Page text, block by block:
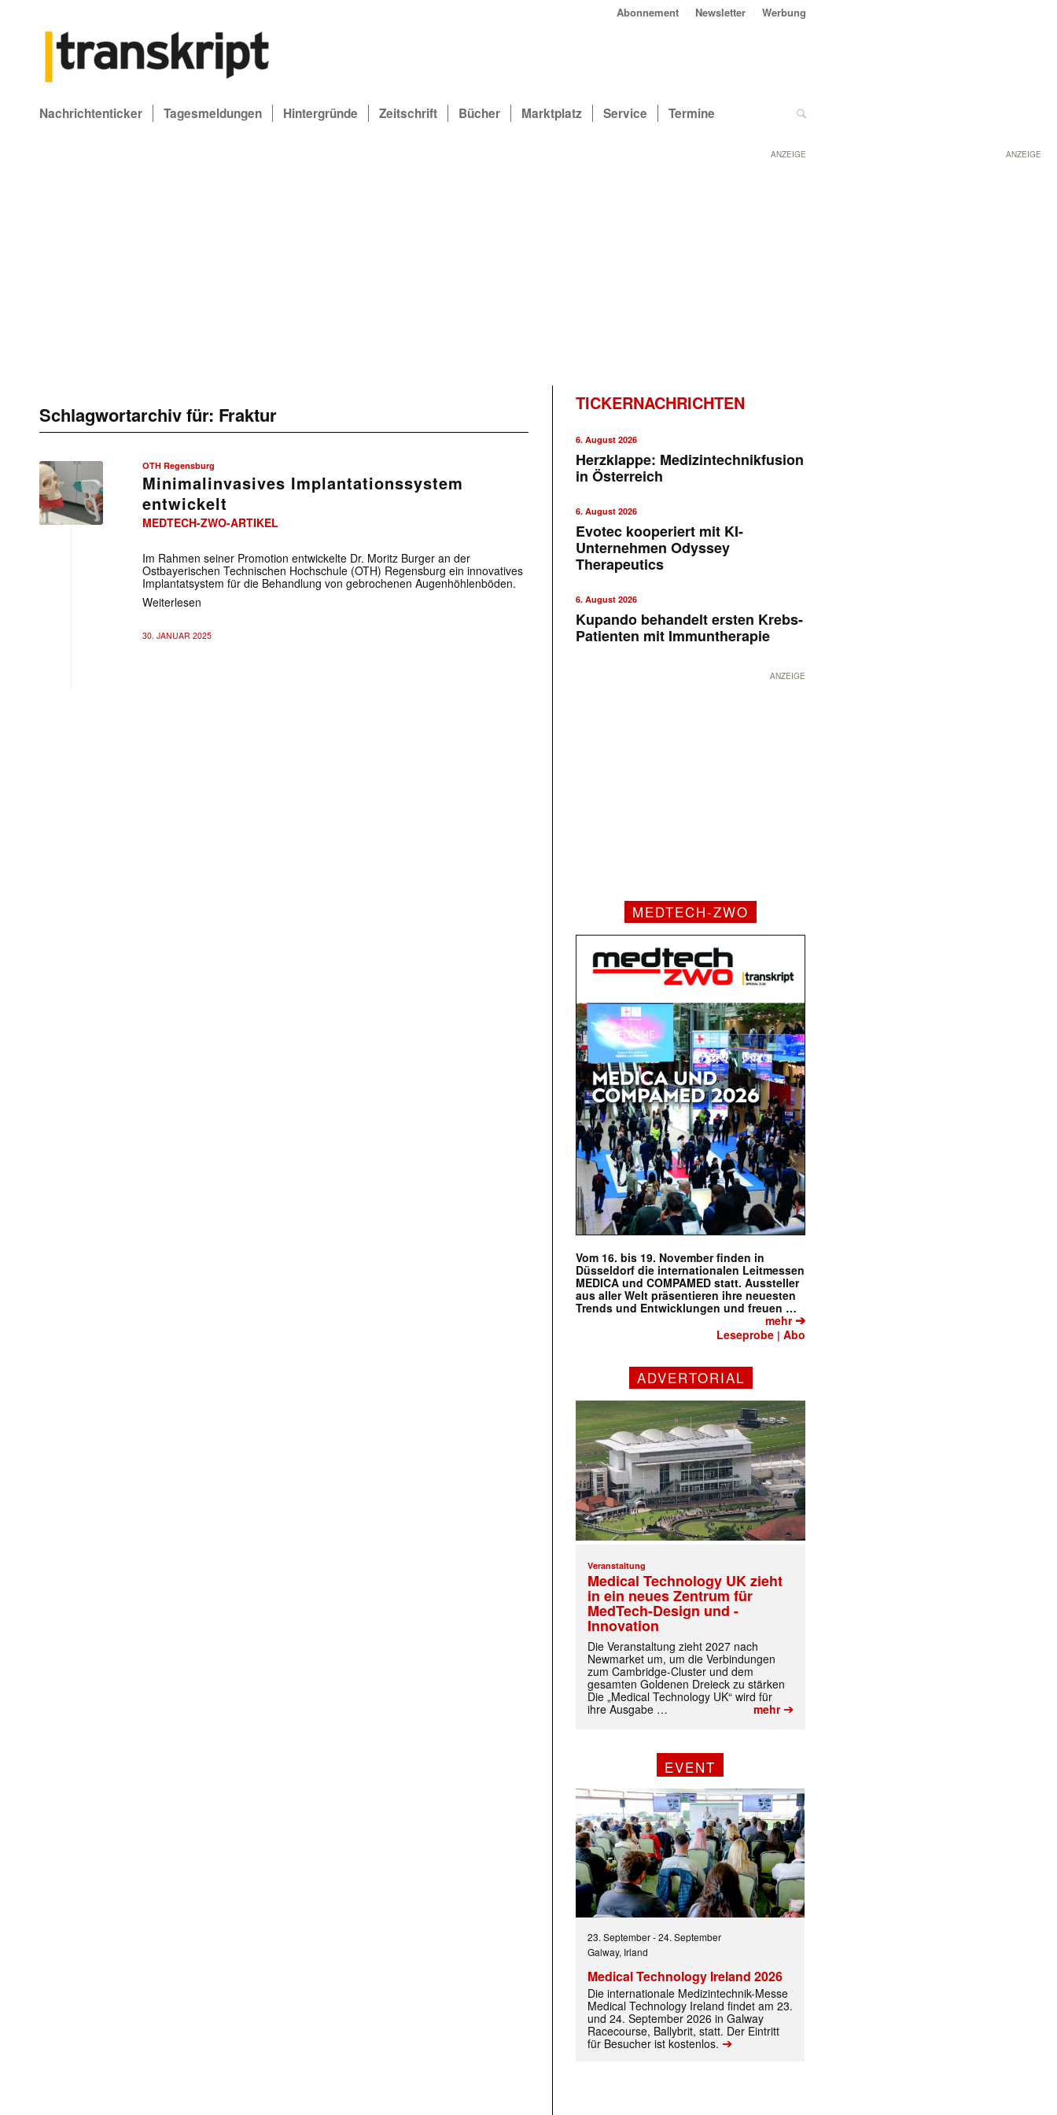
ANZEIGE
Mit dem |transkript-Newsletter jede Woche aktuell informiert.
Abonnement Newsletter Werbung
Nachrichtenticker Tagesmeldungen Hintergründe Zeitschrift Bücher Marktplatz Service Termine
ANZEIGE
Schlagwortarchiv für: Fraktur
OTH Regensburg
Minimalinvasives Implantationssystem
entwickelt
MEDTECH-ZWO-ARTIKEL
Im Rahmen seiner Promotion entwickelte Dr. Moritz Burger an der
Ostbayerischen Technischen Hochschule (OTH) Regensburg ein innovatives
Implantatsystem für die Behandlung von gebrochenen Augenhöhlenböden.
Weiterlesen
30. JANUAR 2025
TICKERNACHRICHTEN
6. August 2026
Herzklappe: Medizintechnikfusion
in Österreich
6. August 2026
Evotec kooperiert mit KI-
Unternehmen Odyssey
Therapeutics
6. August 2026
Kupando behandelt ersten Krebs-
Patienten mit Immuntherapie
ANZEIGE
MEDTECH-ZWO
Vom 16. bis 19. November finden in
Düsseldorf die internationalen Leitmessen
MEDICA und COMPAMED statt. Aussteller
aus aller Welt präsentieren ihre neuesten
Trends und Entwicklungen und freuen …
mehr➔
Leseprobe |Abo
ADVERTORIAL
Veranstaltung
Medical Technology UK zieht
in ein neues Zentrum für
MedTech-Design und -
Innovation
Die Veranstaltung zieht 2027 nach
Newmarket um, um die Verbindungen
zum Cambridge-Cluster und dem
gesamten Goldenen Dreieck zu stärken
Die „Medical Technology UK“ wird für
ihre Ausgabe …
mehr➔
EVENT
23. September-24. September
Galway, Irland
Medical Technology Ireland 2026
Die internationale Medizintechnik-Messe
Medical Technology Ireland findet am 23.
und 24. September 2026 in Galway
Racecourse, Ballybrit, statt. Der Eintritt
für Besucher ist kostenlos. ➔